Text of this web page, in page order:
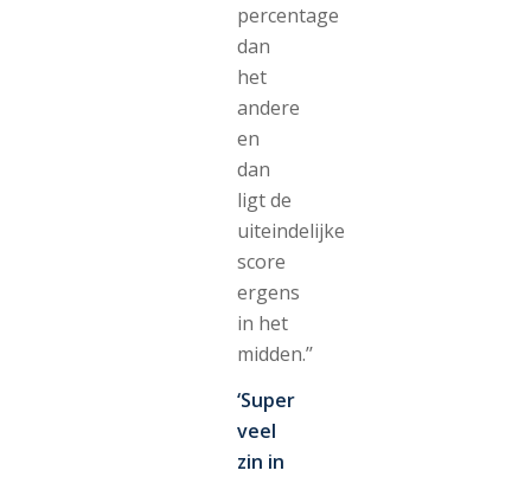
percentage
dan
het
andere
en
dan
ligt de
uiteindelijke
score
ergens
in het
midden.’’
‘Super
veel
zin in